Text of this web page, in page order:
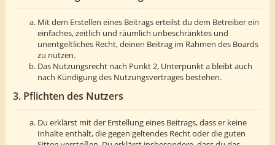
Mit dem Erstellen eines Beitrags erteilst du dem Betreiber ein
einfaches, zeitlich und räumlich unbeschränktes und
unentgeltliches Recht, deinen Beitrag im Rahmen des Boards
zu nutzen.
Das Nutzungsrecht nach Punkt 2, Unterpunkt a bleibt auch
nach Kündigung des Nutzungsvertrages bestehen.
3. Pflichten des Nutzers
Du erklärst mit der Erstellung eines Beitrags, dass er keine
Inhalte enthält, die gegen geltendes Recht oder die guten